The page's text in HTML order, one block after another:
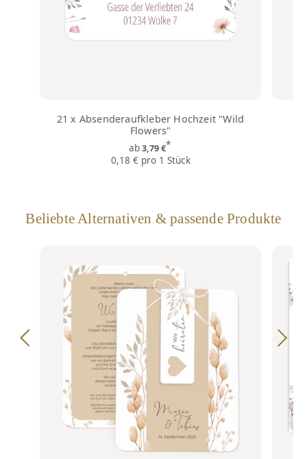
21 x Absenderaufkleber Hochzeit "Wild
Flowers"
ab3,79 €*
0,18 € pro 1 Stück
Beliebte Alternativen & passende Produkte